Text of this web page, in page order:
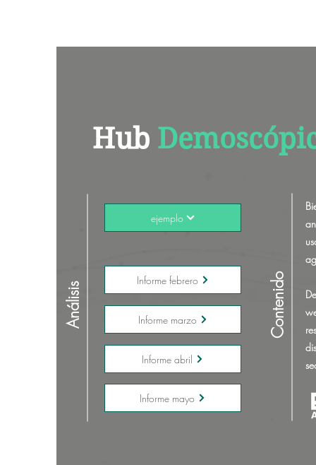
Hub
ejemplo
Informe febrero
Informe marzo
Informe abril
Informe mayo
Análisis Contenido